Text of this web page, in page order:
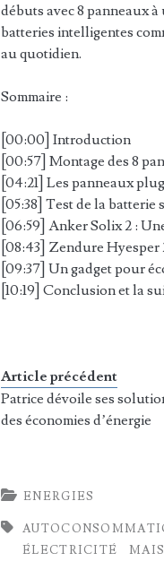
débuts avec 8 panneaux
batteries intelligentes
au quotidien.
Sommaire :
[00:00] Introduction
[00:57] Montage des 8
[04:21] Les panneaux
[05:38] Test de la
[06:59] Anker Solix 2 :
[08:43] Zendure
[09:37] Un gadget pour
[10:19] Conclusion et la
Article précédent
Patrice dévoile ses
des économies d’énergie
ENERGIES
ÉLECTRICITÉ